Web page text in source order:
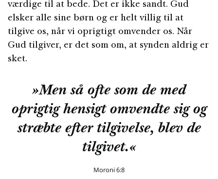
værdige til at bede. Det er ikke sandt. Gud
elsker alle sine børn og er helt villig til at
tilgive os, når vi oprigtigt omvender os. Når
Gud tilgiver, er det som om, at synden aldrig er
sket.
»Men så ofte som de med
oprigtig hensigt omvendte sig og
stræbte efter tilgivelse, blev de
tilgivet.«
Moroni 6:8